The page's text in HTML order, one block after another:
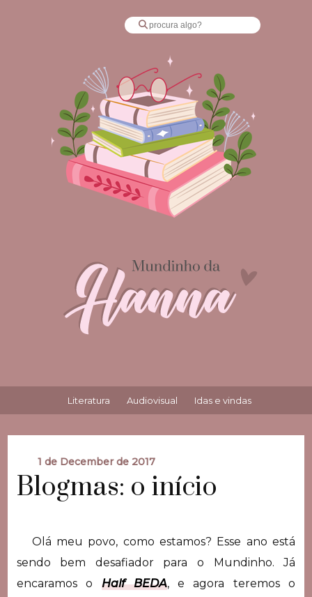
Literatura Audiovisual Idas e vindas
1 de December de 2017
Blogmas: o início
Olá meu povo, como estamos? Esse ano está
sendo bem desafiador para o Mundinho. Já
encaramos o Half BEDA, e agora teremos o